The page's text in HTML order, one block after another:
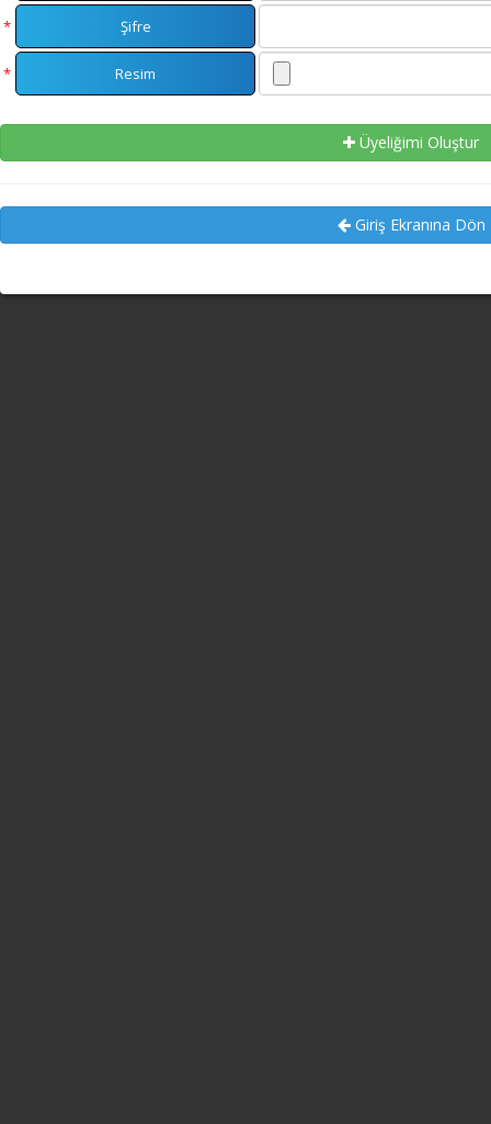
* Şifre
* Resim
Üyeliğimi Oluştur
Giriş Ekranına Dön